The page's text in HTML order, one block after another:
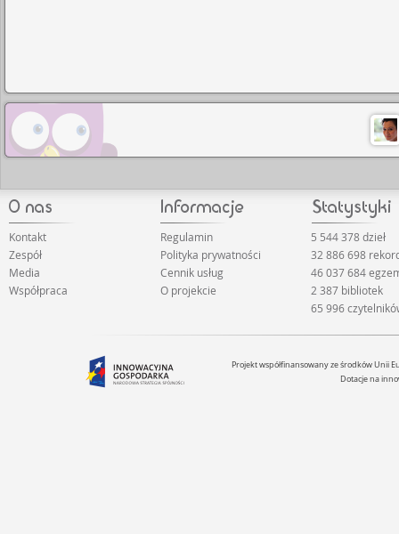
Kontakt
Zespół
Media
Współpraca
Regulamin
Polityka prywatności
Cennik usług
O projekcie
5 544 378 dzieł
32 886 698
46 037 684
2 387 bibliotek
65 996
Projekt współfinansowany ze środków Unii
Dotacje na